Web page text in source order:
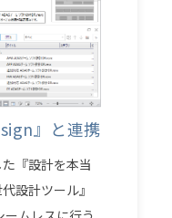
』と連携
『設計を本当
設計ツール』